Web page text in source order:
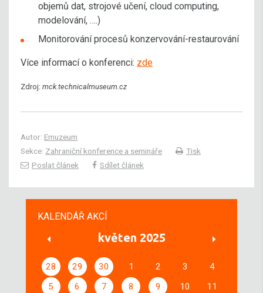
objemů dat, strojové učení, cloud computing,
modelování, ….)
Monitorování procesů konzervování-restaurování
Více informací o konferenci: zde
Zdroj: mck.technicalmuseum.cz
Autor: Emuzeum
Sekce: Zahraniční konference a semináře
Tisk
Poslat článek
Sdílet článek
KALENDÁŘ AKCÍ
květen 2025
28 29 30 1 2 3
4
5
6 7 8 9 10
11